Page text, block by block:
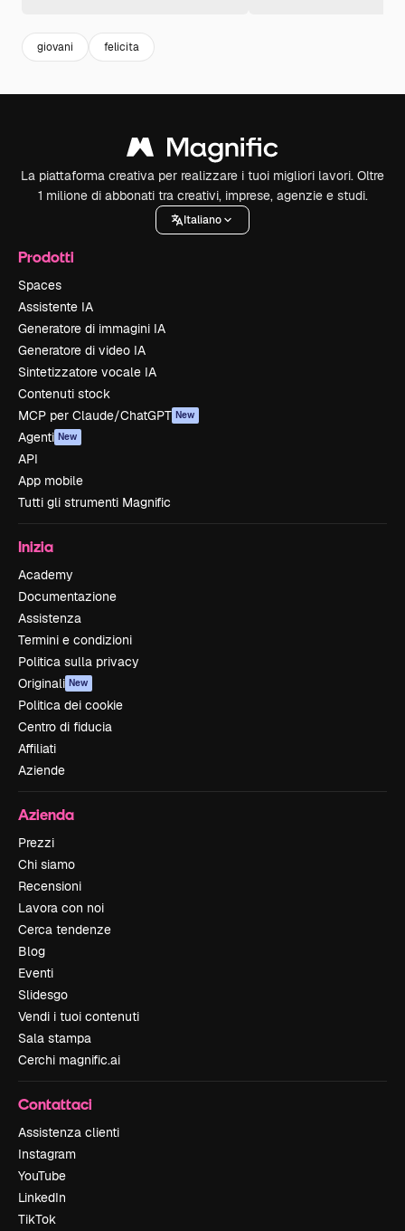
giovani felicita
La piattaforma creativa per realizzare i tuoi migliori lavori. Oltre
1 milione di abbonati tra creativi, imprese, agenzie e studi.
Italiano
Prodotti
Spaces
Assistente IA
Generatore di immagini IA
Generatore di video IA
Sintetizzatore vocale IA
Contenuti stock
MCP per Claude/ChatGPT New
Agenti New
API
App mobile
Tutti gli strumenti Magnific
Inizia
Academy
Documentazione
Assistenza
Termini e condizioni
Politica sulla privacy
Originali New
Politica dei cookie
Centro di fiducia
Affiliati
Aziende
Azienda
Prezzi
Chi siamo
Recensioni
Lavora con noi
Cerca tendenze
Blog
Eventi
Slidesgo
Vendi i tuoi contenuti
Sala stampa
Cerchi magnific.ai
Contattaci
Assistenza clienti
Instagram
YouTube
LinkedIn
TikTok